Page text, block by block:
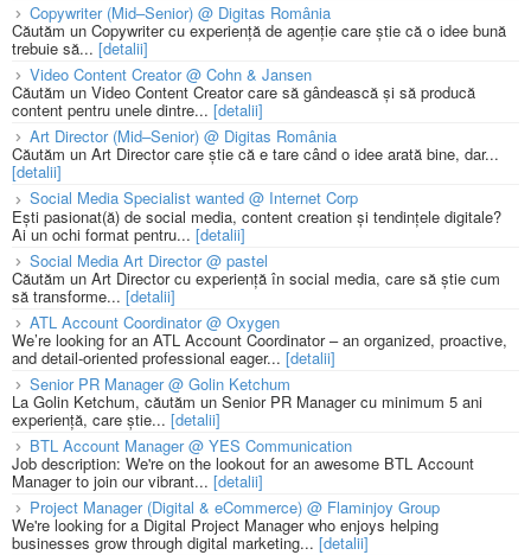
Copywriter (Mid–Senior) @ Digitas România
Căutăm un Copywriter cu experiență de agenție care știe că o idee bună
trebuie să... [detalii]
Video Content Creator @ Cohn & Jansen
Căutăm un Video Content Creator care să gândească și să producă
content pentru unele dintre... [detalii]
Art Director (Mid–Senior) @ Digitas România
Căutăm un Art Director care știe că e tare când o idee arată bine, dar...
[detalii]
Social Media Specialist wanted @ Internet Corp
Ești pasionat(ă) de social media, content creation și tendințele digitale?
Ai un ochi format pentru... [detalii]
Social Media Art Director @ pastel
Căutăm un Art Director cu experiență în social media, care să știe cum
să transforme... [detalii]
ATL Account Coordinator @ Oxygen
We’re looking for an ATL Account Coordinator – an organized, proactive,
and detail-oriented professional eager... [detalii]
Senior PR Manager @ Golin Ketchum
La Golin Ketchum, căutăm un Senior PR Manager cu minimum 5 ani
experiență, care știe... [detalii]
BTL Account Manager @ YES Communication
Job description: We're on the lookout for an awesome BTL Account
Manager to join our vibrant... [detalii]
Project Manager (Digital & eCommerce) @ Flaminjoy Group
We're looking for a Digital Project Manager who enjoys helping
businesses grow through digital marketing... [detalii]